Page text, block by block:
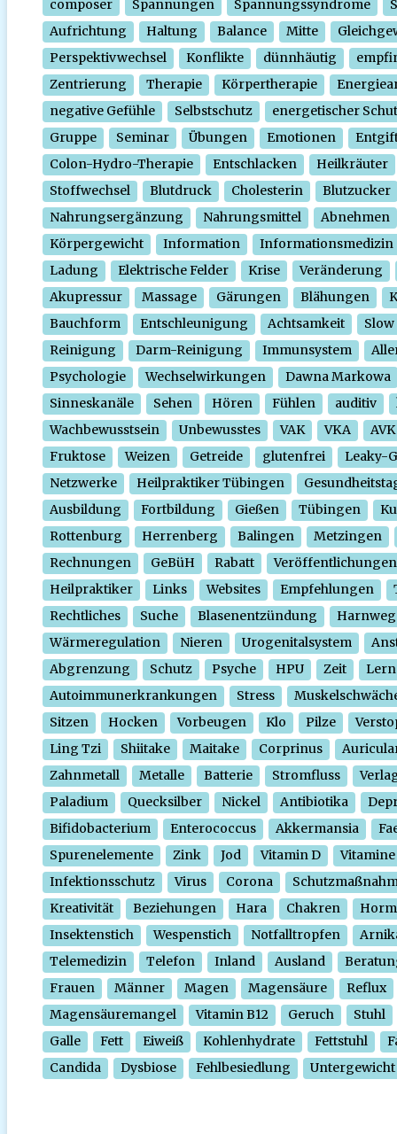
composer Spannungen Spannungssyndrome
Aufrichtung
Haltung Balance Mitte
Perspektivwechsel
Konflikte dünnhäutig
Zentrierung
Therapie Körpertherapie
negative Gefühle
Selbstschutz
energetischer
Gruppe
Seminar Übungen Emotionen
Colon-Hydro-Therapie
Entschlacken
Heilkräuter
Stoffwechsel
Blutdruck Cholesterin
Blutzucker
Nahrungsergänzung
Nahrungsmittel
Abnehmen
Körpergewicht
Information
Informationsmedizin
Ladung
Elektrische Felder Krise
Veränderung
Akupressur
Massage Gärungen Blähungen
Bauchform
Entschleunigung Achtsamkeit
Slow
Reinigung
Darm-Reinigung Immunsystem
Psychologie
Wechselwirkungen
Dawna Markowa
Sinneskanäle
Sehen Hören Fühlen auditiv
Wachbewusstsein
Unbewusstes VAK VKA
AVK
Fruktose
Weizen Getreide glutenfrei
Leaky-
Netzwerke
Heilpraktiker Tübingen
Ausbildung
Fortbildung Gießen Tübingen
Rottenburg
Herrenberg Balingen
Metzingen
Rechnungen
GeBüH Rabatt
Veröffentlichungen
Heilpraktiker
Links Websites Empfehlungen
Rechtliches
Suche Blasenentzündung
Wärmeregulation
Nieren Urogenitalsystem
Abgrenzung
Schutz Psyche HPU Zeit
Autoimmunerkrankungen
Stress
Sitzen
Hocken Vorbeugen Klo Pilze
Ling Tzi
Shiitake Maitake Corprinus
Zahnmetall
Metalle Batterie Stromfluss
Paladium
Quecksilber Nickel Antibiotika
Bifidobacterium
Enterococcus Akkermansia
Spurenelemente
Zink Jod Vitamin D
Vitamine
Infektionsschutz
Virus Corona
Kreativität
Beziehungen Hara Chakren
Insektenstich
Wespenstich Notfalltropfen
Telemedizin
Telefon Inland Ausland
Frauen
Männer Magen Magensäure
Reflux
Magensäuremangel
Vitamin B12 Geruch
Stuhl
Galle
Fett Eiweiß Kohlenhydrate Fettstuhl
Candida
Dysbiose Fehlbesiedlung Untergewicht